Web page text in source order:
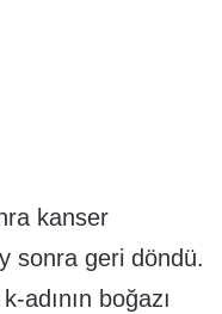
kanser
sonra geri döndü.
adının boğazı